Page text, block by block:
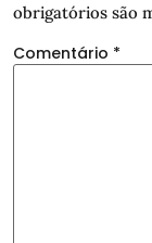
obrigatórios são
Comentário *